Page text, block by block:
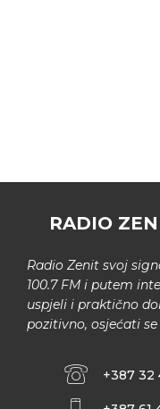
RADIO
Radio Zenit svoj
100.7 FM i putem
uspjeli i praktično
pozitivno, osjećati
+387